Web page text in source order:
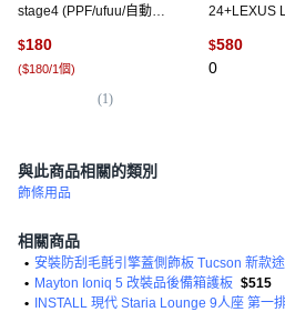
stage4 (PPF/ufuu/自動熱
貼膜), 1個, 亮面, 透明
$180
($180/1個)
(1)
24+LEXUS
鋼化膜 彩盒
$580
0
與此商品相關的類別
飾條用品
相關商品
• 安裝防刮毛氈引擎蓋側飾板 Tucson 新款
• Mayton Ioniq 5 改裝品後備箱護板 $515
•